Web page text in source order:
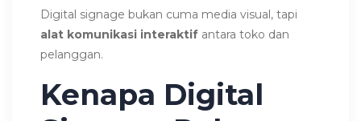
Digital signage bukan cuma media visual, tapi
alat komunikasi interaktif antara toko dan
pelanggan.
Kenapa Digital